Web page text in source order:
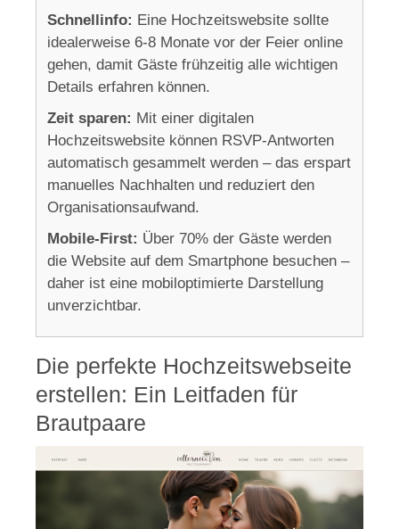
Schnellinfo: Eine Hochzeitswebsite sollte
idealerweise 6-8 Monate vor der Feier online
gehen, damit Gäste frühzeitig alle wichtigen
Details erfahren können.
Zeit sparen: Mit einer digitalen
Hochzeitswebsite können RSVP-Antworten
automatisch gesammelt werden – das erspart
manuelles Nachhalten und reduziert den
Organisationsaufwand.
Mobile-First: Über 70% der Gäste werden
die Website auf dem Smartphone besuchen –
daher ist eine mobiloptimierte Darstellung
unverzichtbar.
Die perfekte Hochzeitswebseite
erstellen: Ein Leitfaden für
Brautpaare